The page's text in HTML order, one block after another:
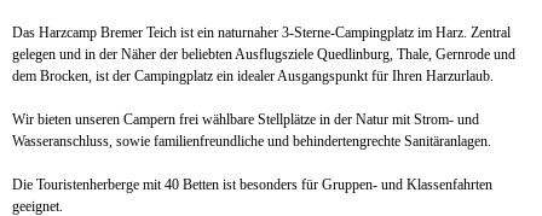
Das Harzcamp Bremer Teich ist ein naturnaher 3-Sterne-Campingplatz im Harz. Zentral
gelegen und in der Näher der beliebten Ausflugsziele Quedlinburg, Thale, Gernrode und
dem Brocken, ist der Campingplatz ein idealer Ausgangspunkt für Ihren Harzurlaub.
Wir bieten unseren Campern frei wählbare Stellplätze in der Natur mit Strom- und
Wasseranschluss, sowie familienfreundliche und behindertengrechte Sanitäranlagen.
Die Touristenherberge mit 40 Betten ist besonders für Gruppen- und Klassenfahrten
geeignet.